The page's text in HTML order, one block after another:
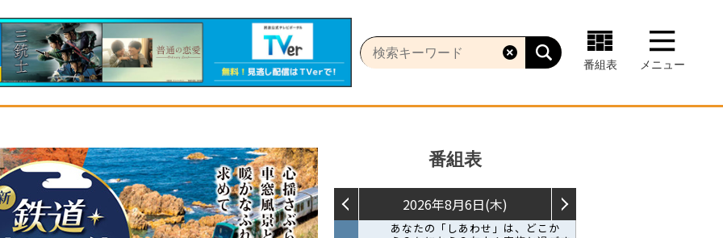
番組表 メニュー
番組表